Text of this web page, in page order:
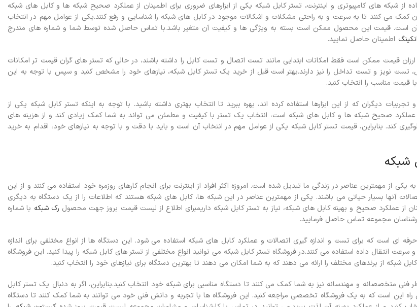
از شبکه های کامپیوتری و اینترنت، تستر کابل شبکه یکی از ابزارهای ضروری برای اطمینان از عملکرد صحیح شبکه ها و کابل های شبکه
کمک می کنند تا به سرعت و به راحتی مشکلات و اشکالات موجود در کابل های شبکه را شناسایی و رفع کنند.یکی از عوامل مهم در انتخاب
است. قیمت این محصول ممکن است بسته به ویژگی ها و کیفیت آن متغیر باشد.با تماس حاصل شده توسط شما و شماره های مندرج
اطمینان حاصل نمایید.
قیمت ممکن است فقط امکانات ابتدایی مانند تست اتصال و تست کابل را داشته باشند، در حالی که تستر های گران قیمت تر امکانات
تست نویز و تست تداخل را نیز دارند.بهتر است قبل از خرید یک تستر کابل شبکه، نیازهای خود را مشخص کنید و سپس با توجه به این
قیمت مناسب را انتخاب کنید.
دیگران که از این ابزارها استفاده کرده اند، بهره ببرید تا انتخاب بهتری داشته باشید. با توجه به اینکه تستر کابل شبکه یکی از
عملکرد صحیح شبکه ها و کابل های شبکه است، انتخاب یک تستر با کیفیت و مطمئن می تواند به شما کمک زیادی کند و از هزینه های
کند. بنابراین، قیمت تستر کابل شبکه یکی از عوامل مهم در انتخاب آن است و باید با دقت و با توجه به نیازهای خود، اقدام به خرید
شبکه
یکی از مهمترین عناصر در زندگی ما تبدیل شده است. امروزه اکثر افراد از اینترنت برای انجام کارهای روزمره خود استفاده می کنند و از این
آنها بسیار حیاتی می باشند. یکی از مهمترین عناصر در این شبکه ها، کابل های شبکه هستند که اطلاعات را از یک دستگاه به دیگری
از عملکرد صحیح و بهینه کابل های شبکه، نیاز به تستر کابل شبکه داریمبرای اطلاع از لیست قیمت بروز جهت محصول رک شبکه با شماره
مجموعه تماس حاصل فرمایید.
ای است که برای تست و اندازه گیری اتصالات و عملکرد کابل های شبکه استفاده می شود. این دستگاه ها از انواع مختلفی برای اندازه
سرعت انتقال داده استفاده می کنند.در فروشگاه تستر کابل شبکه می توانید انواع مختلفی از تستر های کابل شبکه را پیدا کنید. این فروشگاه
شبکه از برندهای مختلف را ارائه می دهند که به شما امکان می دهند تا بهترین دستگاه برای نیازهای خود را انتخاب کنید.
فنی متخصصانه و مهندسانه نیز به شما کمک می کنند تا دستگاه مناسبی برای شبکه خود انتخاب کنید.بنابراین، اگر به دنبال یک تستر کابل
راه این است که به یک فروشگاه تخصصی مراجعه کنید. این فروشگاه ها با تجربه و دانش فنی خود می توانند به شما کمک کنند تا دستگاه